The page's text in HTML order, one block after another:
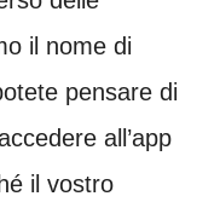
il nome di
pensare di
all’app
il vostro